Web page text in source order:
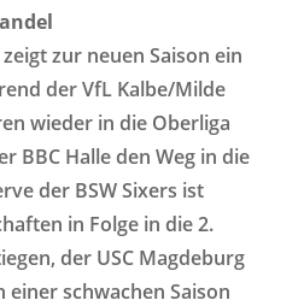
zur neuen Saison ein
der VfL Kalbe/Milde
wieder in die Oberliga
BBC Halle den Weg in die
der BSW Sixers ist
in Folge in die 2.
der USC Magdeburg
einer schwachen Saison